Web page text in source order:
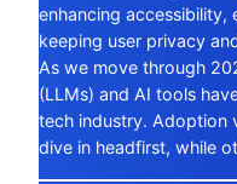
enhancing accessibility,
keeping user privacy
As we move through
(LLMs) and AI tools
tech industry. Adoption
dive in headfirst, while